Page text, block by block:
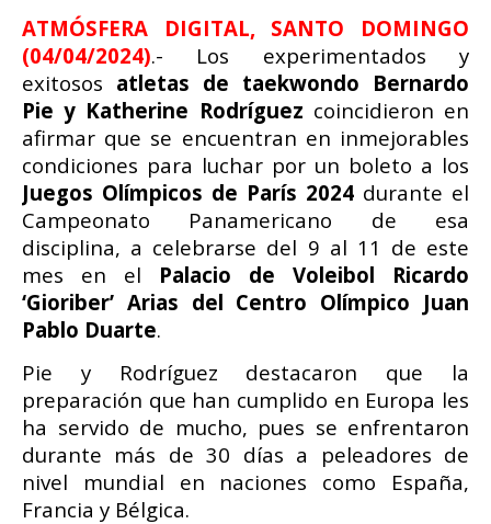
ATMÓSFERA DIGITAL, SANTO DOMINGO
(04/04/2024).- Los experimentados y
exitosos atletas de taekwondo Bernardo
Pie y Katherine Rodríguez coincidieron en
afirmar que se encuentran en inmejorables
condiciones para luchar por un boleto a los
Juegos Olímpicos de París 2024 durante el
Campeonato Panamericano de esa
disciplina, a celebrarse del 9 al 11 de este
mes en el Palacio de Voleibol Ricardo
‘Gioriber’ Arias del Centro Olímpico Juan
Pablo Duarte.
Pie y Rodríguez destacaron que la
preparación que han cumplido en Europa les
ha servido de mucho, pues se enfrentaron
durante más de 30 días a peleadores de
nivel mundial en naciones como España,
Francia y Bélgica.